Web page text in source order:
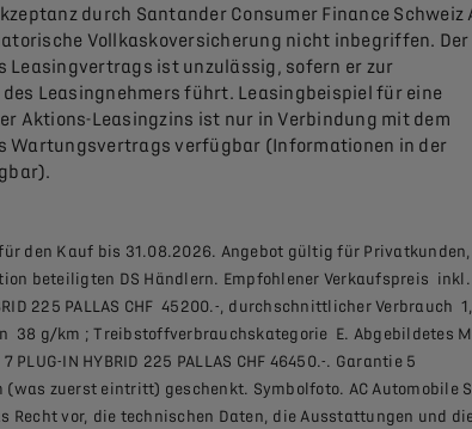
durch Santander Consumer Finance Schweiz
Vollkaskoversicherung nicht inbegriffen. Der
Leasingvertrags ist unzulässig, sofern er zur
Leasingnehmers führt. Leasingbeispiel für eine
Aktions-Leasingzins ist nur in Verbindung mit dem
Wartungsvertrags verfügbar (Informationen in der
den Kauf bis 31.08.2026. Angebot gültig für
beteiligten DS Händlern. Empfohlener Verkaufspreis
225 PALLAS CHF 45200.-, durchschnittlicher Verbrauch
38 g/km ; Treibstoffverbrauchskategorie E. Abgebildetes
PLUG-IN HYBRID 225 PALLAS CHF 46450.-. Garantie 5
(was zuerst eintritt) geschenkt. Symbolfoto. AC Automobile
Recht vor, die technischen Daten, die Ausstattungen und